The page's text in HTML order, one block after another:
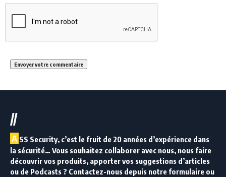
//
A SS Security, c’est le fruit de 20 années d’expérience dans
la sécurité… Vous souhaitez collaborer avec nous, nous faire
découvrir vos produits, apporter vos suggestions d’articles
ou de Podcasts ? Contactez-nous depuis notre formulaire ou